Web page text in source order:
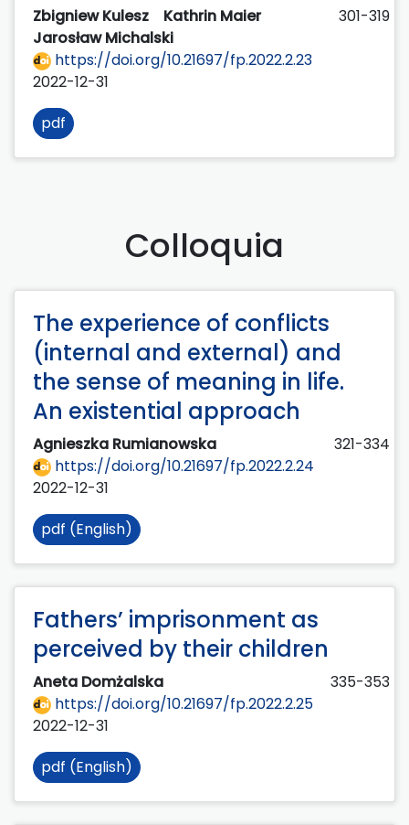
Zbigniew Kulesz
Kathrin Maier
Jarosław Michalski
301-319
https://doi.org/10.21697/fp.2022.2.23
2022-12-31
pdf
Colloquia
The experience of conflicts
(internal and external) and
the sense of meaning in life.
An existential approach
Agnieszka Rumianowska
321-334
https://doi.org/10.21697/fp.2022.2.24
2022-12-31
pdf (English)
Fathers’ imprisonment as
perceived by their children
Aneta Domżalska
335-353
https://doi.org/10.21697/fp.2022.2.25
2022-12-31
pdf (English)